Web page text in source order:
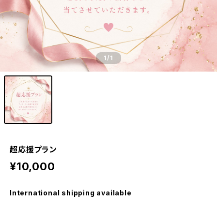
1/1
超応援プラン
¥10,000
International shipping available